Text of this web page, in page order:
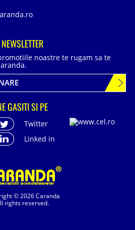
© 2026 Caranda
rights reserved.
NEWSLETTER
noastre te rugam sa te
GASITI SI PE
Twitter
Linked in